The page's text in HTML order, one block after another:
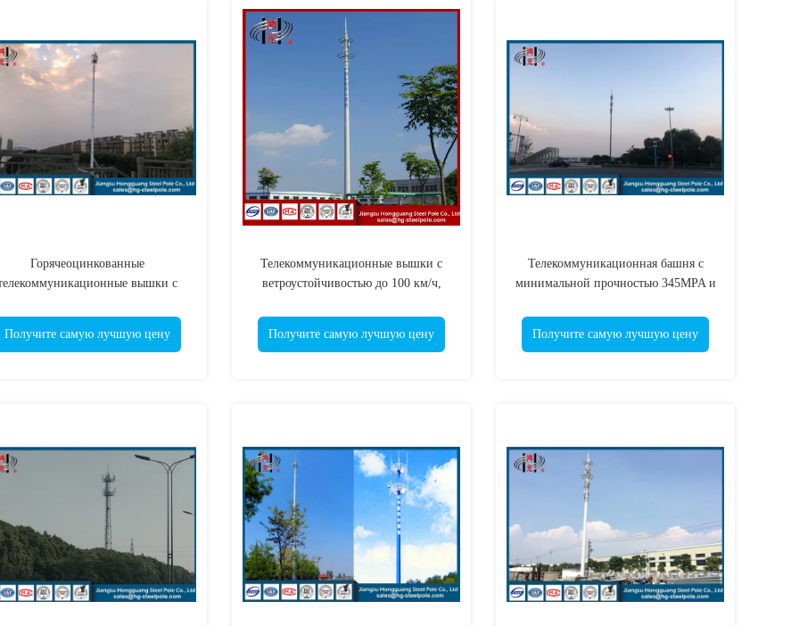
Горячеоцинкованные
вышки с
Получите самую лучшую цену
Телекоммуникационные вышки с
ветроустойчивостью до 100 км/ч,
Получите самую лучшую цену
Телекоммуникационная башня с
минимальной прочностью 345MPA и
Получите самую лучшую цену